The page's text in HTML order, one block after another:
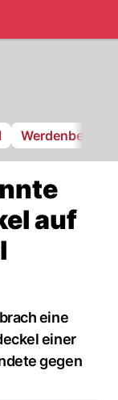
Werdenberg
auf
eine
einer
gegen